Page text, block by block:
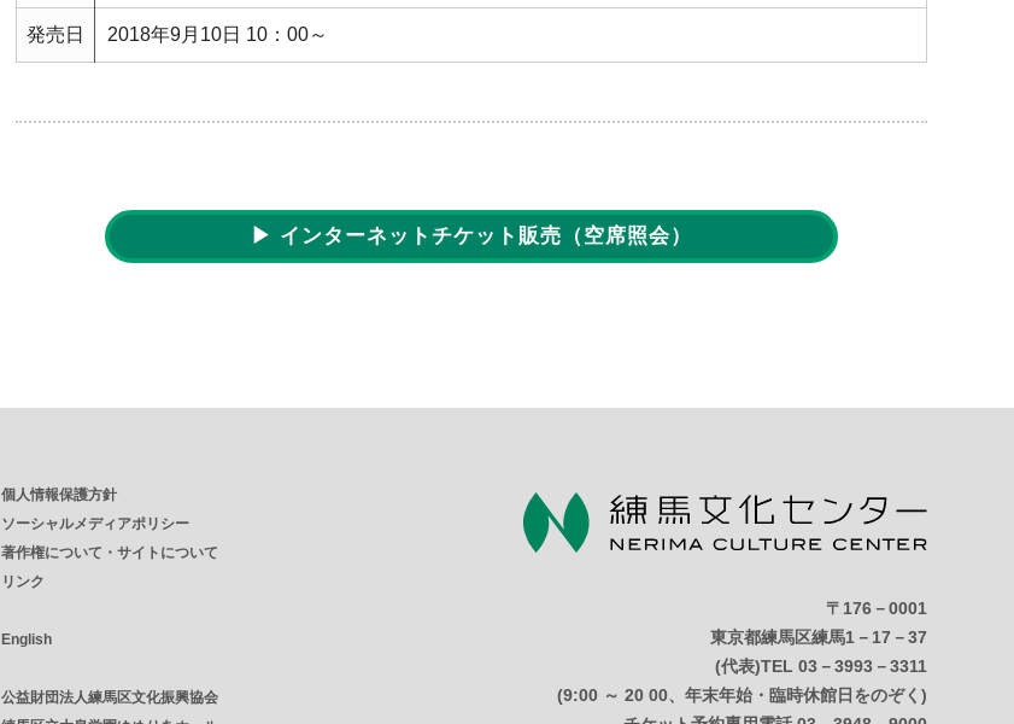
発売日 2018年9月10日 10：00～
▶ インターネットチケット販売 （空席照会）
個人情報保護方針
ソーシャルメディアポリシー
著作権について・サイトについて
リンク
English
公益財団法人練馬区文化振興協会
〒176－0001
東京都練馬区練馬1－17－37
(代表)TEL 03－3993－3311
(9:00 ～ 20 00、年末年始・臨時休館日をのぞく)